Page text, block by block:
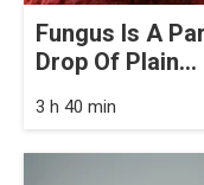
Fungus Is A
Drop Of Plain...
3 h 40 min